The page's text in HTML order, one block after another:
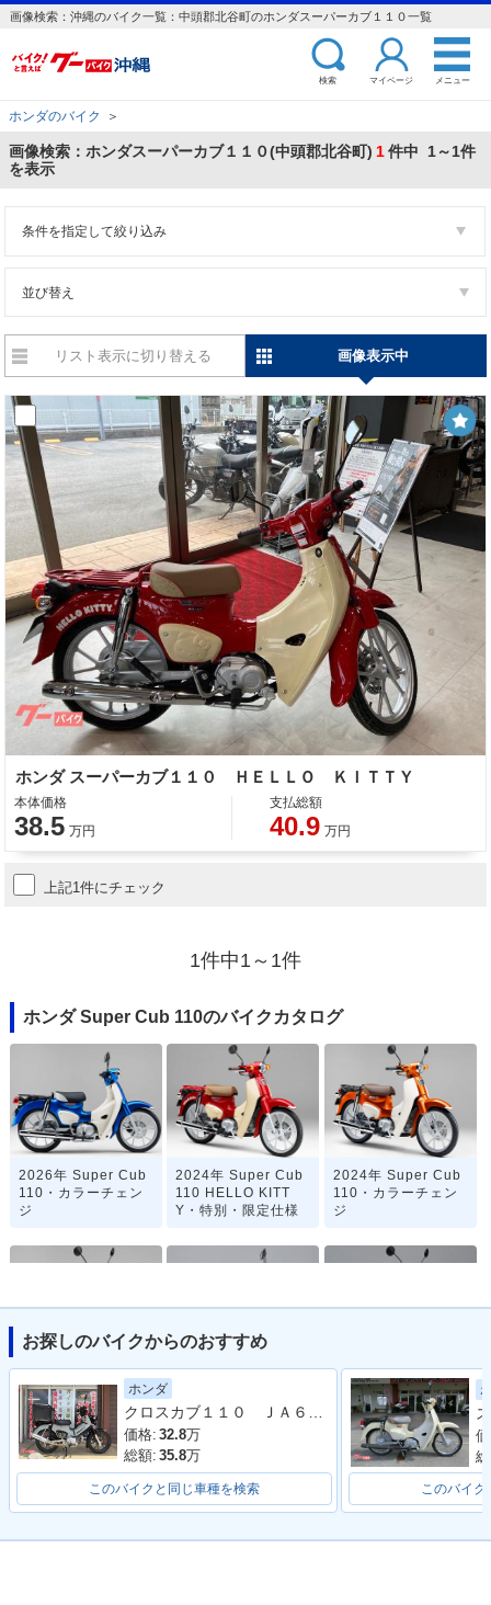
画像検索：沖縄のバイク一覧：中頭郡北谷町のホンダスーパーカブ１１０一覧
検索 マイページ メニュー
ホンダのバイク ＞
画像検索：ホンダスーパーカブ１１０(中頭郡北谷町) 1件中 1～1件
を表示
条件を指定して絞り込み
並び替え
リスト表示に切り替える 画像表示中
ホンダ スーパーカブ１１０ ＨＥＬＬＯ ＫＩＴＴＹ
本体価格
38.5 万円
支払総額
40.9 万円
上記1件にチェック
1件中1～1件
ホンダ Super Cub 110のバイクカタログ
2026年 Super Cub
110・カラーチェン
ジ
2024年 Super Cub
110 HELLO KITT
Y・特別・限定仕様
2024年 Super Cub
110・カラーチェン
ジ
2022年 Super Cub
110・マイナーチェ
ンジ
r.・特別・限定仕様
2020年 Super Cub
110・マイナーチェ
ンジ
お探しのバイクからのおすすめ
ホンダ
価格: 32.8万
総額: 35.8万
このバイクと同じ車種を検索 このバイク